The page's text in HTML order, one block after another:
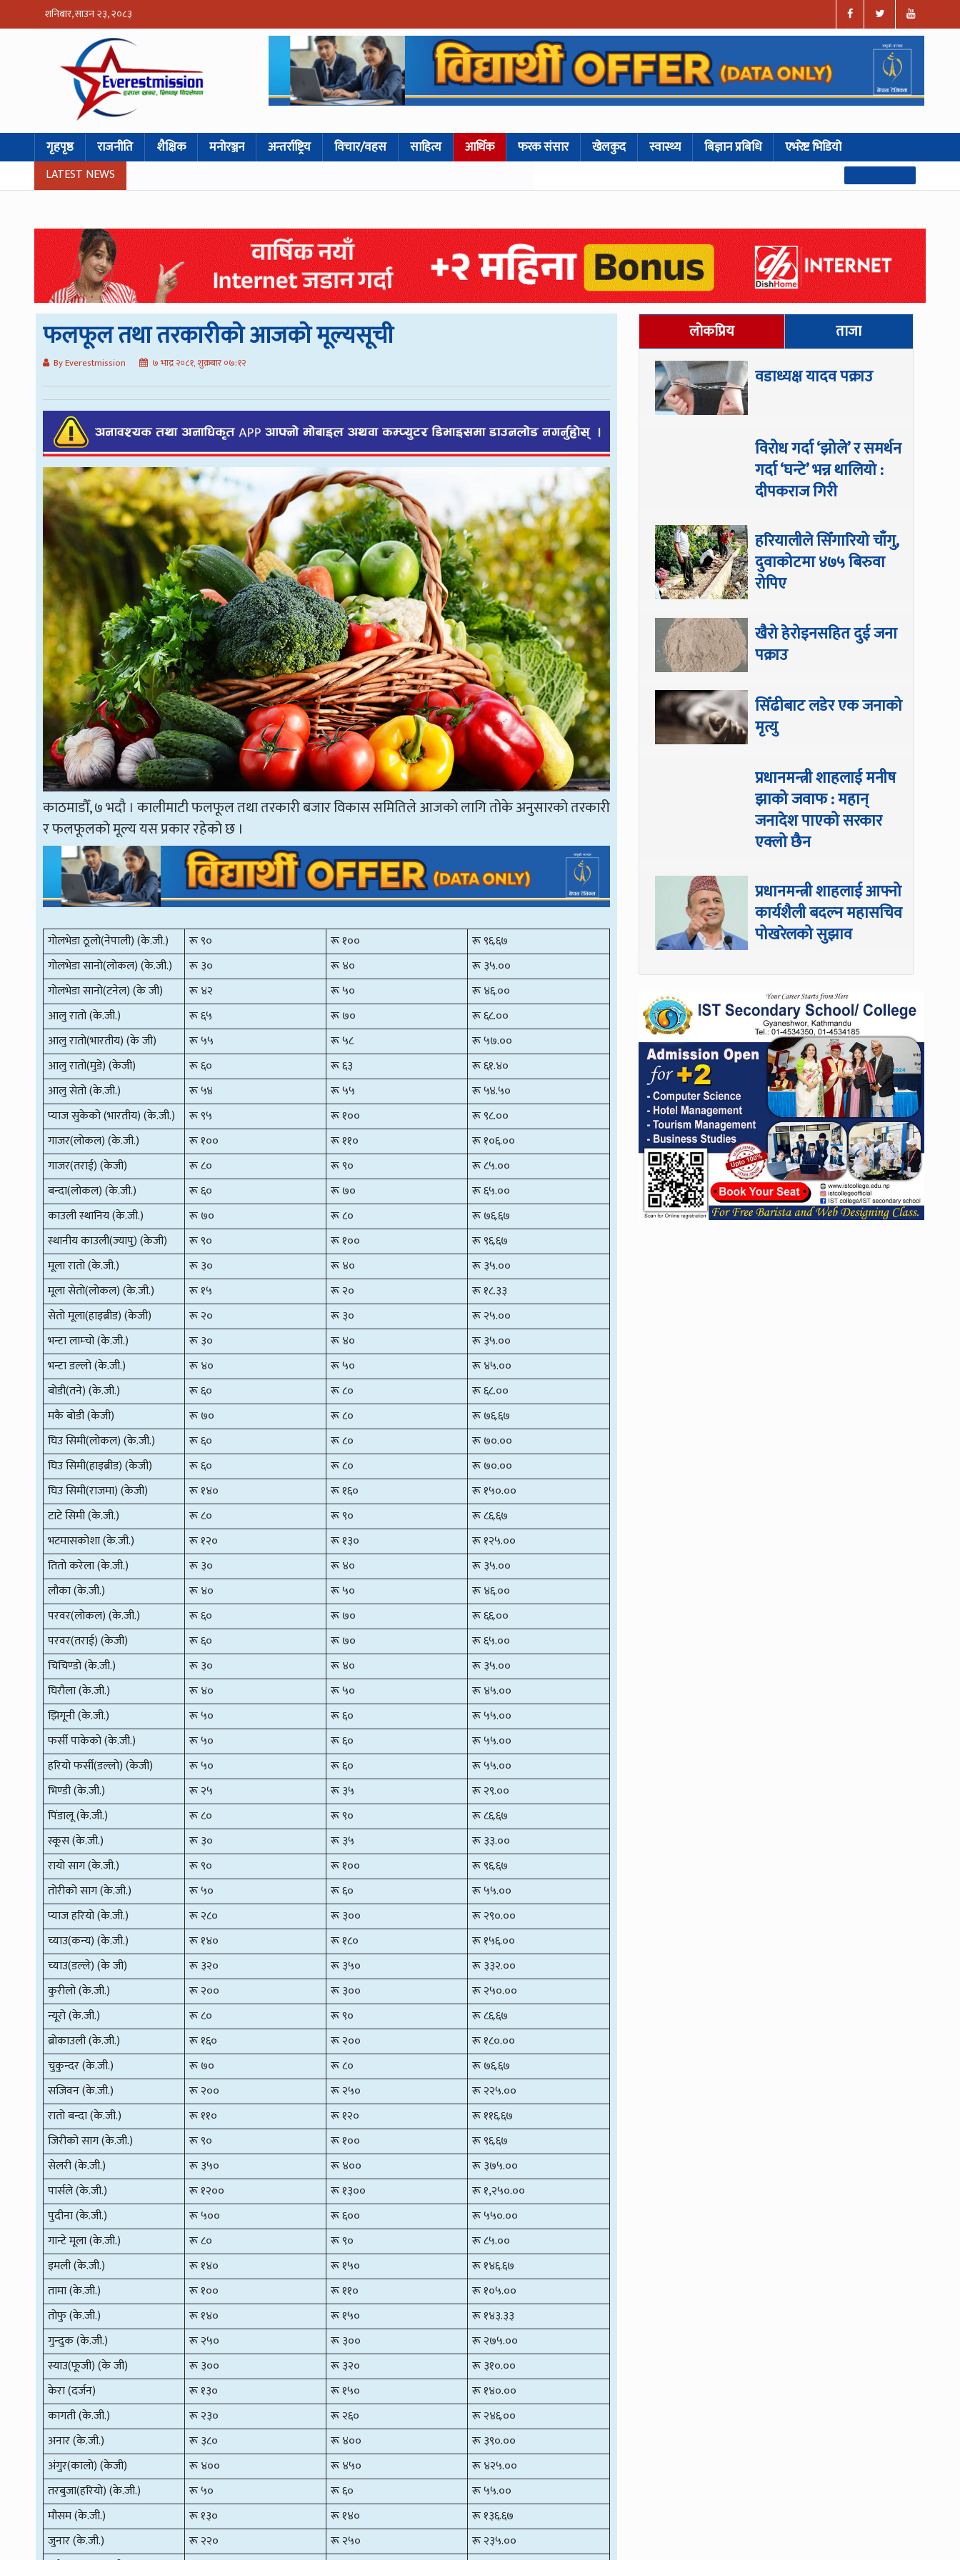
शनिबार, साउन २३, २०८३
गृहपृष्ठ राजनीति शैक्षिक मनोरञ्जन अन्तर्राष्ट्रिय विचार/वहस साहित्य आर्थिक फरक संसार खेलकुद स्वास्थ्य बिज्ञान प्रबिधि एभरेष्ट भिडियो
LATEST NEWS
फलफूल तथा तरकारीको आजको मूल्यसूची
By Everestmission ७ भाद्र २०८१, शुक्रबार ०७:१२
काठमाडौँ, ७ भदौ । कालीमाटी फलफूल तथा तरकारी बजार विकास समितिले आजको लागि तोके अनुसारको तरकारी
र फलफूलको मूल्य यस प्रकार रहेको छ ।
गोलभेडा ठूलो(नेपाली) (के.जी.) रू ९० रू १००
रू ९६.६७
गोलभेडा सानो(लोकल) (के.जी.)
रू ३० रू ४०
रू ३५.००
गोलभेडा सानो(टनेल) (के जी)
रू ४२ रू ५०
रू ४६.००
आलु रातो (के.जी.)
रू ६५ रू ७०
रू ६८.००
आलु रातो(भारतीय) (के जी)
रू ५५ रू ५८
रू ५७.००
आलु रातो(मुडे) (केजी)
रू ६० रू ६३
रू ६१.४०
आलु सेतो (के.जी.)
रू ५४ रू ५५
रू ५४.५०
प्याज सुकेको (भारतीय) (के.जी.)
रू ९५ रू १००
रू ९८.००
गाजर(लोकल) (के.जी.)
रू १०० रू ११०
रू १०६.००
गाजर(तराई) (केजी)
रू ८० रू ९०
रू ८५.००
बन्दा(लोकल) (के.जी.)
रू ६० रू ७०
रू ६५.००
काउली स्थानिय (के.जी.)
रू ७० रू ८०
रू ७६.६७
स्थानीय काउली(ज्यापु) (केजी)
रू ९० रू १००
रू ९६.६७
मूला रातो (के.जी.)
रू ३० रू ४०
रू ३५.००
मूला सेतो(लोकल) (के.जी.)
रू १५ रू २०
रू १८.३३
सेतो मूला(हाइब्रीड) (केजी)
रू २० रू ३०
रू २५.००
भन्टा लाम्चो (के.जी.)
रू ३० रू ४०
रू ३५.००
भन्टा डल्लो (के.जी.)
रू ४० रू ५०
रू ४५.००
बोडी(तने) (के.जी.)
रू ६० रू ८०
रू ६८.००
मकै बोडी (केजी)
रू ७० रू ८०
रू ७६.६७
घिउ सिमी(लोकल) (के.जी.)
रू ६० रू ८०
रू ७०.००
घिउ सिमी(हाइब्रीड) (केजी)
रू ६० रू ८०
रू ७०.००
घिउ सिमी(राजमा) (केजी)
रू १४० रू १६०
रू १५०.००
टाटे सिमी (के.जी.)
रू ८० रू ९०
रू ८६.६७
भटमासकोशा (के.जी.)
रू १२० रू १३०
रू १२५.००
तितो करेला (के.जी.)
रू ३० रू ४०
रू ३५.००
लौका (के.जी.)
रू ४० रू ५०
रू ४६.००
परवर(लोकल) (के.जी.)
रू ६० रू ७०
रू ६६.००
परवर(तराई) (केजी)
रू ६० रू ७०
रू ६५.००
चिचिण्डो (के.जी.)
रू ३० रू ४०
रू ३५.००
घिरौला (के.जी.)
रू ४० रू ५०
रू ४५.००
झिगूनी (के.जी.)
रू ५० रू ६०
रू ५५.००
फर्सी पाकेको (के.जी.)
रू ५० रू ६०
रू ५५.००
हरियो फर्सी(डल्लो) (केजी)
रू ५० रू ६०
रू ५५.००
भिण्डी (के.जी.)
रू २५ रू ३५
रू २९.००
पिंडालू (के.जी.)
रू ८० रू ९०
रू ८६.६७
स्कूस (के.जी.)
रू ३० रू ३५
रू ३३.००
रायो साग (के.जी.)
रू ९० रू १००
रू ९६.६७
तोरीको साग (के.जी.)
रू ५० रू ६०
रू ५५.००
प्याज हरियो (के.जी.)
रू २८० रू ३००
रू २९०.००
च्याउ(कन्य) (के.जी.)
रू १४० रू १८०
रू १५६.००
च्याउ(डल्ले) (के जी)
रू ३२० रू ३५०
रू ३३२.००
कुरीलो (के.जी.)
रू २०० रू ३००
रू २५०.००
न्यूरो (के.जी.)
रू ८० रू ९०
रू ८६.६७
ब्रोकाउली (के.जी.)
रू १६० रू २००
रू १८०.००
चुकुन्दर (के.जी.)
रू ७० रू ८०
रू ७६.६७
सजिवन (के.जी.)
रू २०० रू २५०
रू २२५.००
रातो बन्दा (के.जी.)
रू ११० रू १२०
रू ११६.६७
जिरीको साग (के.जी.)
रू ९० रू १००
रू ९६.६७
सेलरी (के.जी.)
रू ३५० रू ४००
रू ३७५.००
पार्सले (के.जी.)
रू १२०० रू १३००
रू १,२५०.००
पुदीना (के.जी.)
रू ५०० रू ६००
रू ५५०.००
गान्टे मूला (के.जी.)
रू ८० रू ९०
रू ८५.००
इमली (के.जी.)
रू १४० रू १५०
रू १४६.६७
तामा (के.जी.)
रू १०० रू ११०
रू १०५.००
तोफु (के.जी.)
रू १४० रू १५०
रू १४३.३३
गुन्दुक (के.जी.)
रू २५० रू ३००
रू २७५.००
स्याउ(फूजी) (के जी)
रू ३०० रू ३२०
रू ३१०.००
केरा (दर्जन)
रू १३० रू १५०
रू १४०.००
कागती (के.जी.)
रू २३० रू २६०
रू २४६.००
अनार (के.जी.)
रू ३८० रू ४००
रू ३९०.००
अंगुर(कालो) (केजी)
रू ४०० रू ४५०
रू ४२५.००
तरबुजा(हरियो) (के.जी.)
रू ५० रू ६०
रू ५५.००
मौसम (के.जी.)
रू १३० रू १४०
रू १३६.६७
जुनार (के.जी.)
रू २२० रू २५०
रू २३५.००
लोकप्रिय ताजा
वडाध्यक्ष यादव पक्राउ
विरोध गर्दा ‘झोले’ र समर्थन
गर्दा ‘घन्टे’ भन्न थालियो :
दीपकराज गिरी
हरियालीले सिँगारियो चाँगु,
दुवाकोटमा ४७५ बिरुवा
रोपिए
खैरो हेरोइनसहित दुई जना
पक्राउ
सिँढीबाट लडेर एक जनाको
मृत्यु
प्रधानमन्त्री शाहलाई मनीष
झाको जवाफ : महान्
जनादेश पाएको सरकार
एक्लो छैन
प्रधानमन्त्री शाहलाई आफ्नो
कार्यशैली बदल्न महासचिव
पोखरेलको सुझाव